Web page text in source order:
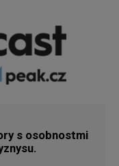
s osobnostmi